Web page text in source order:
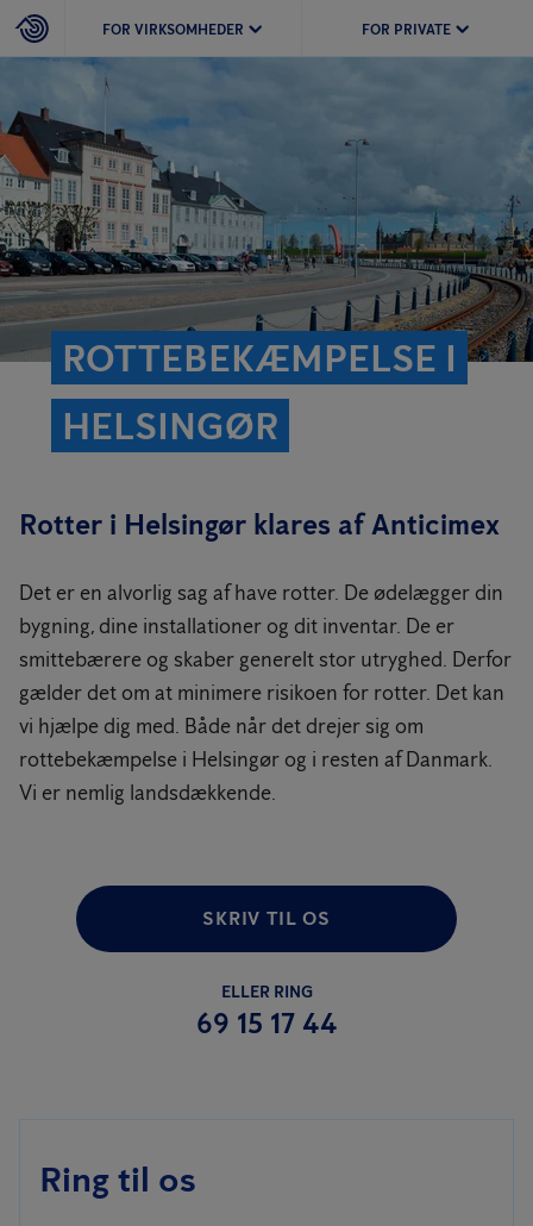
FOR VIRKSOMHEDER FOR PRIVATE
ROTTEBEKÆMPELSE I
HELSINGØR
Rotter i Helsingør klares af Anticimex
Det er en alvorlig sag af have rotter. De ødelægger din
bygning, dine installationer og dit inventar. De er
smittebærere og skaber generelt stor utryghed. Derfor
gælder det om at minimere risikoen for rotter. Det kan
vi hjælpe dig med. Både når det drejer sig om
rottebekæmpelse i Helsingør og i resten af Danmark.
Vi er nemlig landsdækkende.
SKRIV TIL OS
ELLER RING
69 15 17 44
Ring til os